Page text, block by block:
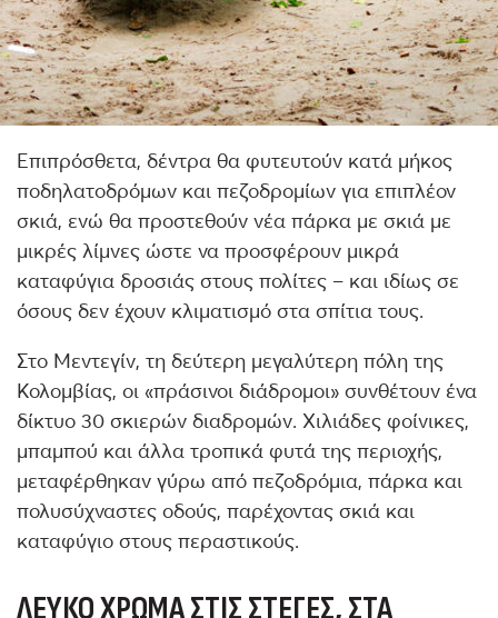
Επιπρόσθετα, δέντρα θα φυτευτούν κατά μήκος
ποδηλατοδρόμων και πεζοδρομίων για επιπλέον
σκιά, ενώ θα προστεθούν νέα πάρκα με σκιά με
μικρές λίμνες ώστε να προσφέρουν μικρά
καταφύγια δροσιάς στους πολίτες – και ιδίως σε
όσους δεν έχουν κλιματισμό στα σπίτια τους.
Στο Μεντεγίν, τη δεύτερη μεγαλύτερη πόλη της
Κολομβίας, οι «πράσινοι διάδρομοι» συνθέτουν ένα
δίκτυο 30 σκιερών διαδρομών. Χιλιάδες φοίνικες,
μπαμπού και άλλα τροπικά φυτά της περιοχής,
μεταφέρθηκαν γύρω από πεζοδρόμια, πάρκα και
πολυσύχναστες οδούς, παρέχοντας σκιά και
καταφύγιο στους περαστικούς.
ΛΕΥΚΌ ΧΡΏΜΑ ΣΤΙΣ ΣΤΈΓΕΣ, ΣΤΑ